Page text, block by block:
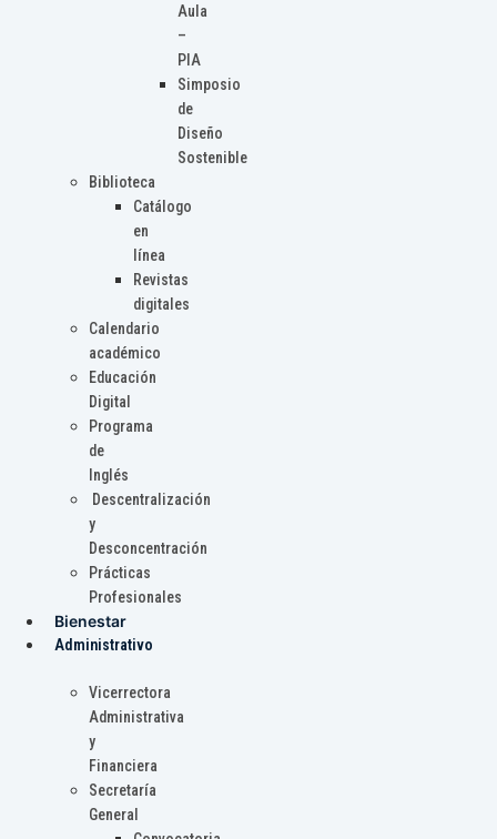
Aula
–
PIA
Simposio
de
Diseño
Sostenible
Biblioteca
Catálogo
en
línea
Revistas
digitales
Calendario
académico
Educación
Digital
Programa
de
Inglés
Descentralización
y
Desconcentración
Prácticas
Profesionales
Bienestar
Administrativo
Vicerrectora
Administrativa
y
Financiera
Secretaría
General